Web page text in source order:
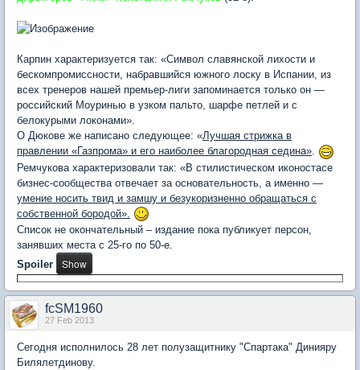
Карпин характеризуется так: «Символ славянской лихости и
бескомпромиссности, набравшийся южного лоску в Испании, из
всех тренеров нашей премьер-лиги запоминается только он —
российский Моуринью в узком пальто, шарфе петлей и с
белокурыми локонами».
О Дюкове же написано следующее: «Лучшая стрижка в
правлении «Газпрома» и его наиболее благородная седина».
Ремчукова характеризовали так: «В стилистическом иконостасе
бизнес-сообщества отвечает за основательность, а именно —
умение носить твид и замшу и безукоризненно обращаться с
собственной бородой».
Список не окончательный – издание пока публикует персон,
занявших места с 25-го по 50-е.
Spoiler
fcSM1960
27 Feb 2013
Сегодня исполнилось 28 лет полузащитнику "Спартака" Динияру
Билялетдинову.